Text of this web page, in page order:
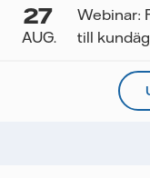
27
AUG.
Webinar:
till